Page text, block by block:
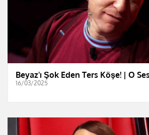
Beyaz'ı Şok Eden Ters Köşe! | O
16/03/2025